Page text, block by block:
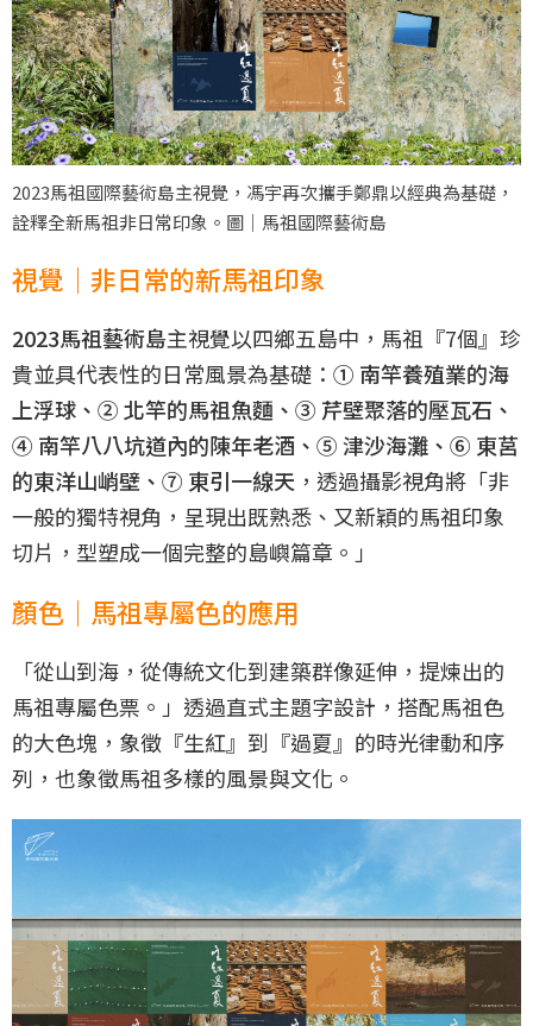
2023馬祖國際藝術島主視覺，馮宇再次攜手鄭鼎以經典為基礎，
詮釋全新馬祖非日常印象。圖｜馬祖國際藝術島
視覺｜非日常的新馬祖印象
2023馬祖藝術島主視覺以四鄉五島中，馬祖『7個』珍
貴並具代表性的日常風景為基礎： ① 南竿養殖業的海
上浮球、② 北竿的馬祖魚麵、③ 芹壁聚落的壓瓦石、
④ 南竿八八坑道內的陳年老酒、⑤ 津沙海灘、⑥ 東莒
的東洋山峭壁、⑦ 東引一線天 ，透過攝影視角將「非
一般的獨特視角，呈現出既熟悉、又新穎的馬祖印象
切片，型塑成一個完整的島嶼篇章。」
顏色｜馬祖專屬色的應用
「從山到海，從傳統文化到建築群像延伸，提煉出的
馬祖專屬色票。」透過直式主題字設計，搭配馬祖色
的大色塊，象徵『生紅』到『過夏』的時光律動和序
列，也象徵馬祖多樣的風景與文化。